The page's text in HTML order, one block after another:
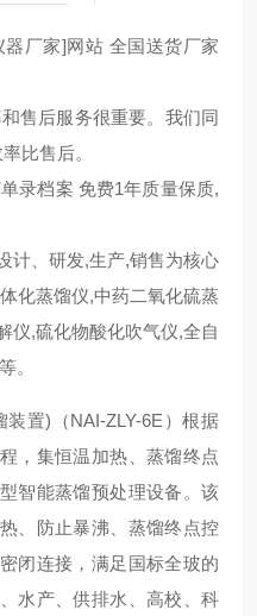
器厂家]网站 全国送货厂家
售后服务很重要。我们同
比售后。
录档案 免费1年质量保质,
计、研发,生产,销售为核心
化蒸馏仪,中药二氧化硫蒸
仪,硫化物酸化吹气仪,全自
。
置)（NAI-ZLY-6E）根据
，集恒温加热、蒸馏终点
智能蒸馏预处理设备。该
、防止暴沸、蒸馏终点控
闭连接，满足国标全玻的
水产、供排水、高校、科